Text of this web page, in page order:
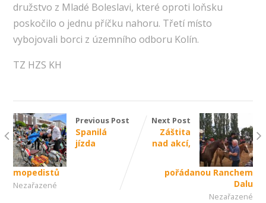
družstvo z Mladé Boleslavi, které oproti loňsku
poskočilo o jednu příčku nahoru. Třetí místo
vybojovali borci z územního odboru Kolín.
TZ HZS KH
Previous Post
Spanilá
jízda
mopedistů
Nezařazené
Next Post
Záštita
nad akcí,
pořádanou Ranchem
Dalu
Nezařazené